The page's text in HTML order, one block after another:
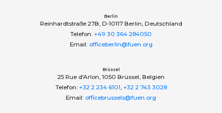
Berlin
Reinhardtstraße 27B, D-10117 Berlin, Deutschland
Telefon: +49 30 364 284050
Email: officeberlin@fuen.org
Brüssel
25 Rue d'Arlon, 1050 Brüssel, Belgien
Telefon: +32 2 234 6101, +32 2 743 3028
Email: officebrussels@fuen.org